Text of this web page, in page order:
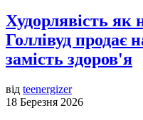
Худорлявість
Голлівуд продає
замість здоров'я
від teenergizer
18 Березня 2026